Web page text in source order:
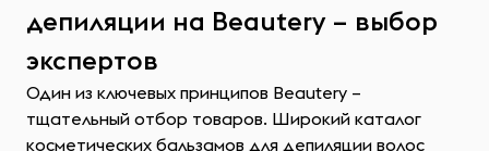
депиляции на Beautery – выбор
экспертов
Один из ключевых принципов Beautery –
тщательный отбор товаров. Широкий каталог
косметических бальзамов для депиляции волос